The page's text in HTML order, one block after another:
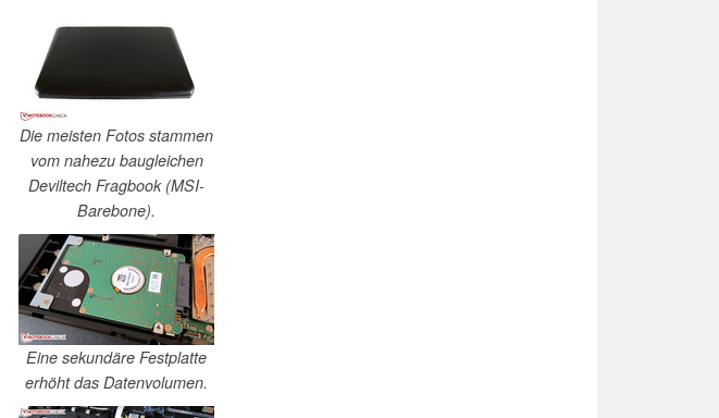
Die meisten Fotos stammen
vom nahezu baugleichen
Deviltech Fragbook (MSI-
Barebone).
Eine sekundäre Festplatte
erhöht das Datenvolumen.